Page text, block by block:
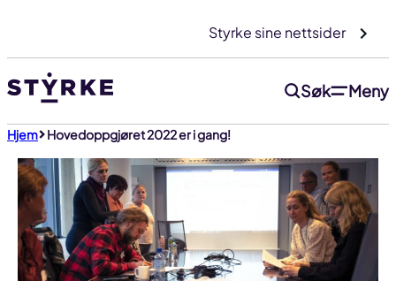
innhold
Styrke sine nettsider
Søk Meny
Hjem Hovedoppgjøret 2022 er i gang!